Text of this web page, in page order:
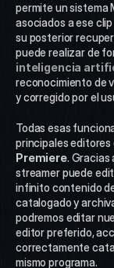
permite un sistema
asociados a ese
su posterior
inteligencia
reconocimiento de
y corregido por el
Todas esas
principales editores
Premiere. Gracias
streamer puede
infinito contenido
catalogado y
podremos editar
editor preferido,
correctamente
mismo programa.